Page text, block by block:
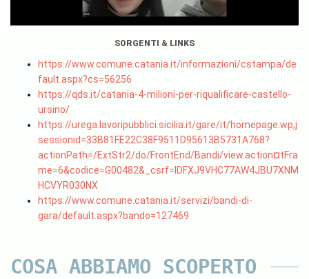
SORGENTI & LINKS
https://www.comune.catania.it/informazioni/cstampa/de
fault.aspx?cs=56256
https://qds.it/catania-4-milioni-per-riqualificare-castello-
ursino/
https://urega.lavoripubblici.sicilia.it/gare/it/homepage.wp;j
sessionid=33B81FE22C38F9511D95613B5731A768?
actionPath=/ExtStr2/do/FrontEnd/Bandi/view.action¤tFra
me=6&codice=G00482&_csrf=IDFXJ9VHC77AW4JBU7XNM
HCVYR030NX
https://www.comune.catania.it/servizi/bandi-di-
gara/default.aspx?bando=127469
COSA ABBIAMO SCOPERTO